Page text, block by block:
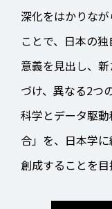
深化をはかりな
ことで、日本の
意義を見出し、
づけ、異なる2つ
科学とデータ駆
合」を、日本学
創成することを